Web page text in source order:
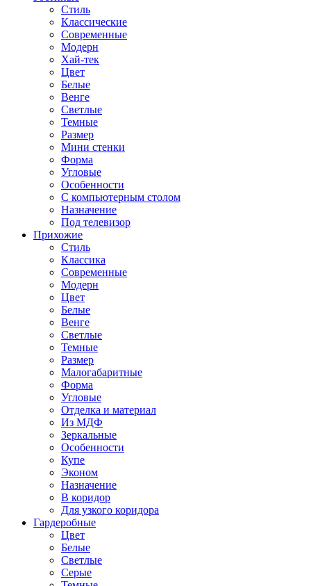
Стиль
Классические
Современные
Модерн
Хай-тек
Цвет
Белые
Венге
Светлые
Темные
Размер
Мини стенки
Форма
Угловые
Особенности
С компьютерным столом
Назначение
Под телевизор
Прихожие
Стиль
Классика
Современные
Модерн
Цвет
Белые
Венге
Светлые
Темные
Размер
Малогабаритные
Форма
Угловые
Отделка и материал
Из МДФ
Зеркальные
Особенности
Купе
Эконом
Назначение
В коридор
Для узкого коридора
Гардеробные
Цвет
Белые
Светлые
Серые